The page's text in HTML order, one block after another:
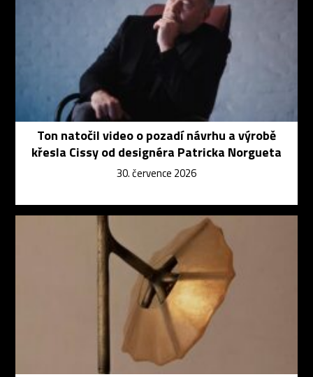
Ton natočil video o pozadí návrhu a výrobě
křesla Cissy od designéra Patricka Norgueta
30. července 2026